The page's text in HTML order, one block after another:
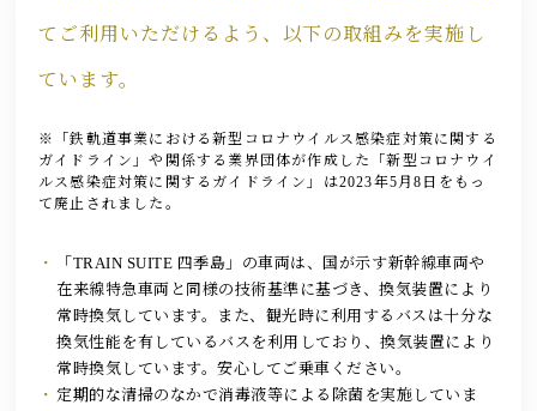
アーカイブ
「TRAIN SUITE 四季島」に安心してご乗車いただくために
てご利用いただけるよう、以下の取組みを実施し
ています。
※「鉄軌道事業における新型コロナウイルス感染症対策に関する
ガイドライン」や関係する業界団体が作成した「新型コロナウイ
ルス感染症対策に関するガイドライン」は2023年5月8日をもっ
て廃止されました。
「TRAIN SUITE 四季島」の車両は、国が示す新幹線車両や
在来線特急車両と同様の技術基準に基づき、換気装置により
常時換気しています。また、観光時に利用するバスは十分な
換気性能を有しているバスを利用しており、換気装置により
常時換気しています。安心してご乗車ください。
定期的な清掃のなかで消毒液等による除菌を実施していま